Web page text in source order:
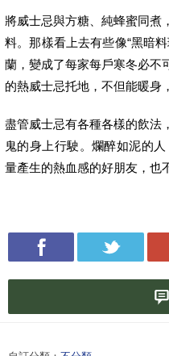
將威士忌與方糖、純蜂蜜同煮
料。那樣看上去有些像“黑暗
蘭，變成了每家每戶寒冬必不
的熱威士忌托地，不但能暖身
盡管威士忌有各種各樣的飲法
鬼的身上行駛。爛醉如泥的
量產生的熱血感的好朋友，也